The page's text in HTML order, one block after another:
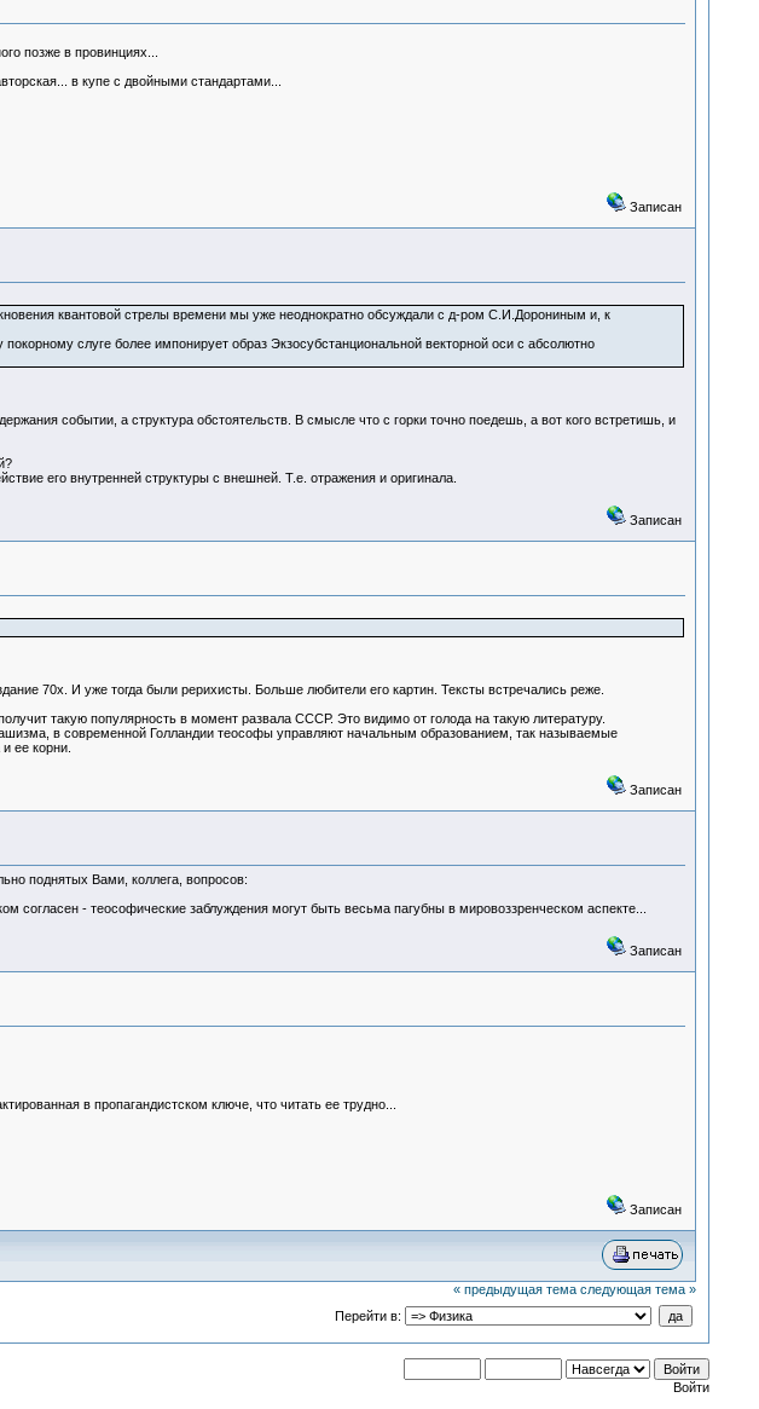
позже в провинциях...
в купе с двойными стандартами...
Записан
квантовой стрелы времени мы уже неоднократно обсуждали с д-ром С.И.Дорониным и, к
слуге более импонирует образ Экзосубстанциональной векторной оси с абсолютно
событии, а структура обстоятельств. В смысле что с горки точно поедешь, а вот кого встретишь, и
его внутренней структуры с внешней. Т.е. отражения и оригинала.
Записан
70х. И уже тогда были рерихисты. Больше любители его картин. Тексты встречались реже.
такую популярность в момент развала СССР. Это видимо от голода на такую литературу.
в современной Голландии теософы управляют начальным образованием, так называемые
ее корни.
Записан
поднятых Вами, коллега, вопросов:
согласен - теософические заблуждения могут быть весьма пагубны в мировоззренческом аспекте...
Записан
в пропагандистском ключе, что читать ее трудно...
Записан
« предыдущая тема следующая тема »
Перейти в:
Войти